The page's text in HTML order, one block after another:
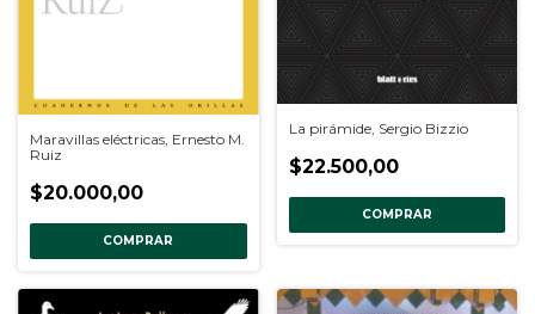
Maravillas eléctricas, Ernesto M.
Ruiz
$20.000,00
COMPRAR
La pirámide, Sergio Bizzio
$22.500,00
COMPRAR